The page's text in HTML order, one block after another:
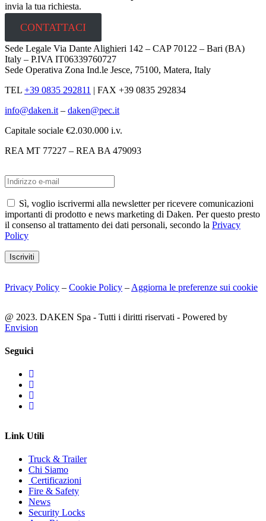
invia la tua richiesta.
CONTATTACI
Sede Legale Via Dante Alighieri 142 – CAP 70122 – Bari (BA)
Italy – P.IVA IT06339760727
Sede Operativa Zona Ind.le Jesce, 75100, Matera, Italy
TEL +39 0835 292811 | FAX +39 0835 292834
info@daken.it – daken@pec.it
Capitale sociale €2.030.000 i.v.
REA MT 77227 – REA BA 479093
Sì, voglio iscrivermi alla newsletter per ricevere comunicazioni
importanti di prodotto e news marketing di Daken. Per questo presto
il consenso al trattamento dei dati personali, secondo la Privacy
Policy
Iscriviti
Privacy Policy – Cookie Policy – Aggiorna le preferenze sui cookie
@ 2023. DAKEN Spa - Tutti i diritti riservati - Powered by
Envision
Seguici
Link Utili
Truck & Trailer
Chi Siamo
Certificazioni
Fire & Safety
News
Security Locks